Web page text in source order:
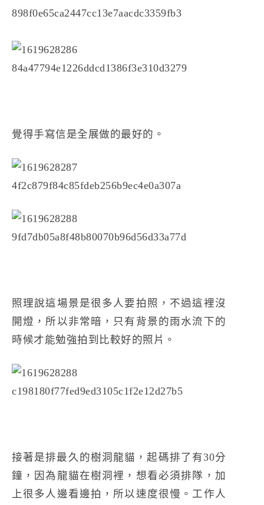
覺得手寫信是全展做的最好的。
照理說這場景是很多人要拍照，不過這裡沒
開燈，所以非常暗，只有背景的雨水流下的
時候才能勉強拍到比較好的照片。
接著是排最久的樹洞龍貓，起碼排了有30分
鐘，因為龍貓在樹洞裡，想看必須排隊，加
上很多人邊看邊拍，所以速度很慢。工作人